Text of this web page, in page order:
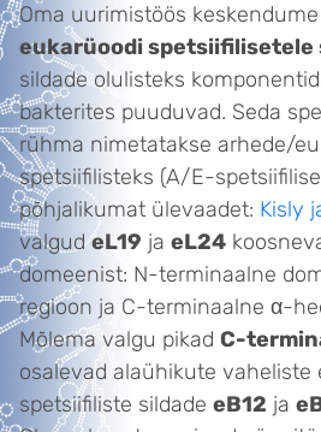
Oma uurimistöös
eukarüoodi spetsiifilisetele
sildade olulisteks
bakterites puuduvad. Seda
rühma nimetatakse arhede/
spetsiifilisteks (A/E-
põhjalikumat ülevaadet: Kisly
valgudeL19 ja eL24
domeenist: N-terminaalne
regioon ja C-terminaalne α-
Mõlema valgu pikad C-
osalevad alaühikute vaheliste
spetsiifiliste sildade eB12 ja